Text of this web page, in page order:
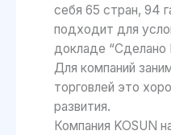
себя 65 стран, 94
подходит для
докладе “Сделано
Для компаний
торговлей это
развития.
Компания KOSUN